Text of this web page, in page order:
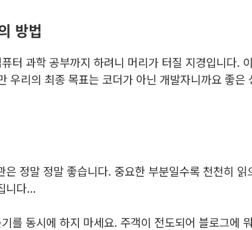
방법
터 과학 공부까지 하려니 머리가 터질 지경입니다.
우리의 최종 목표는 코더가 아닌 개발자니까요 좋은
은 정말 정말 좋습니다. 중요한 부분일수록 천천히
니다...
를 동시에 하지 마세요. 주객이 전도되어 블로그에